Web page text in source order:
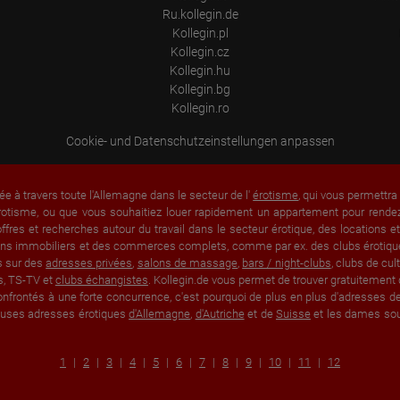
data. Google may also transfer this information to third parties where
required to do so by law, or where such third parties process the
information on Google's behalf. The IP address of users is shortened by
Google within member states of the European Union or in other
contracting states to the Agreement on the European Economic Area,
this means that all data is collected anonymously. Only in exceptional
cases will the full IP address be transmitted to a Google server in the USA
and shortened there. The IP address transmitted by the user's browser is
Language
Operating system
Device (PC, tablet PC or smartphone)
Browser and any add-ons used
Resolution of the computer
Visitor source (Facebook, search engine, or referring website)
Which files were downloaded?
Which videos were watched?
Were any advertising banners clicked?
Where did the visitor go? Did he click on other pages of the portal or
Ru.kollegin.de
Kollegin.pl
Kollegin.cz
Kollegin.hu
Kollegin.bg
Kollegin.ro
Cookie- und Datenschutzeinstellungen anpassen
à travers toute l'Allemagne dans le secteur de l'érotisme, qui vous
ou que vous souhaitiez louer rapidement un appartement pour
et recherches autour du travail dans le secteur érotique, des locations
immobiliers et des commerces complets, comme par ex. des clubs
sur desadresses privées, salons de massage, bars / night-clubs, clubs de
TS-TV et clubs échangistes. Kollegin.de vous permet de trouver
à une forte concurrence, c'est pourquoi de plus en plus d'adresses
adresses érotiquesd'Allemagne, d'Autricheet de Suisseet les dames
1 2 3 4 5 6 7 8 9 10 11 12